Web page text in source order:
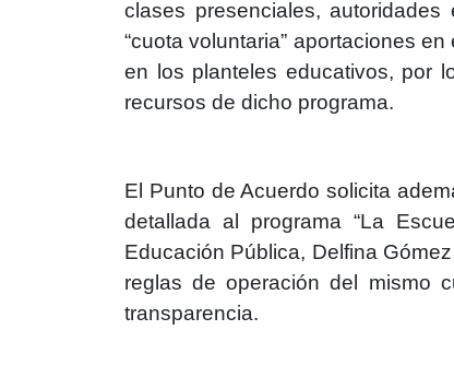
clases presenciales,
“cuota voluntaria” aportaciones
en los planteles educativos, por
recursos de dicho programa.
El Punto de Acuerdo solicita
detallada al programa “La
Educación Pública, Delfina
reglas de operación del mismo
transparencia.